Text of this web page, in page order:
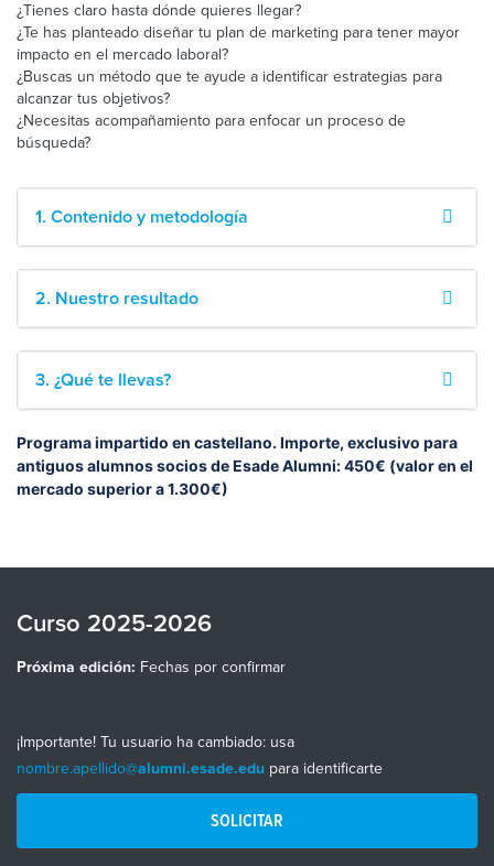
¿Tienes claro hasta dónde quieres llegar?
¿Te has planteado diseñar tu plan de marketing para tener mayor
impacto en el mercado laboral?
¿Buscas un método que te ayude a identificar estrategias para
alcanzar tus objetivos?
¿Necesitas acompañamiento para enfocar un proceso de
búsqueda?
1. Contenido y metodología
2. Nuestro resultado
3. ¿Qué te llevas?
Programa impartido en castellano. Importe, exclusivo para
antiguos alumnos socios de Esade Alumni: 450€ (valor en el
mercado superior a 1.300€)
Curso 2025-2026
Próxima edición: Fechas por confirmar
¡Importante! Tu usuario ha cambiado: usa
nombre.apellido@alumni.esade.edu para identificarte
SOLICITAR